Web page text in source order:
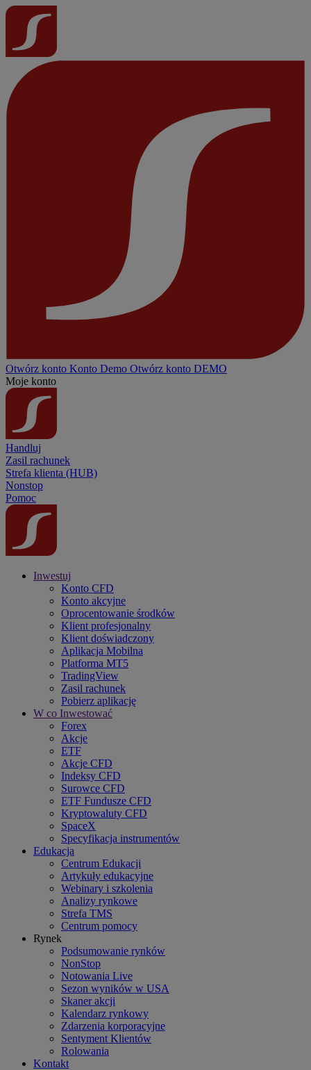
Otwórz konto Konto Demo Otwórz konto DEMO
Moje konto
Handluj
Zasil rachunek
Strefa klienta (HUB)
Nonstop
Pomoc
Inwestuj
Konto CFD
Konto akcyjne
Oprocentowanie środków
Klient profesjonalny
Klient doświadczony
Aplikacja Mobilna
Platforma MT5
TradingView
Zasil rachunek
Pobierz aplikację
W co Inwestować
Forex
Akcje
ETF
Akcje CFD
Indeksy CFD
Surowce CFD
ETF Fundusze CFD
Kryptowaluty CFD
SpaceX
Specyfikacja instrumentów
Edukacja
Centrum Edukacji
Artykuły edukacyjne
Webinary i szkolenia
Analizy rynkowe
Strefa TMS
Centrum pomocy
Rynek
Podsumowanie rynków
NonStop
Notowania Live
Sezon wyników w USA
Skaner akcji
Kalendarz rynkowy
Zdarzenia korporacyjne
Sentyment Klientów
Rolowania
Kontakt